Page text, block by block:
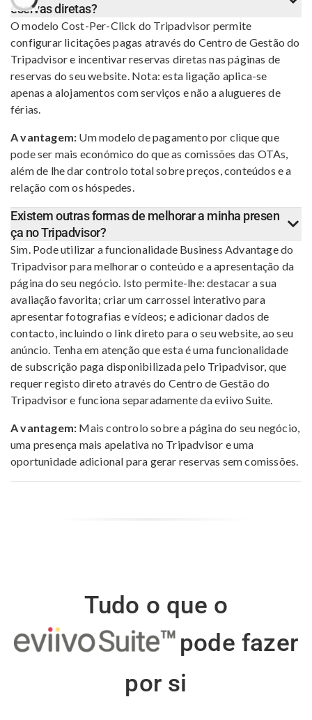
eservas diretas?
O modelo Cost-Per-Click do Tripadvisor permite
configurar licitações pagas através do Centro de Gestão do
Tripadvisor e incentivar reservas diretas nas páginas de
reservas do seu website. Nota: esta ligação aplica-se
apenas a alojamentos com serviços e não a alugueres de
férias.
A vantagem: Um modelo de pagamento por clique que
pode ser mais económico do que as comissões das OTAs,
além de lhe dar controlo total sobre preços, conteúdos e a
relação com os hóspedes.
Existem outras formas de melhorar a minha presen
ça no Tripadvisor?
Sim. Pode utilizar a funcionalidade Business Advantage do
Tripadvisor para melhorar o conteúdo e a apresentação da
página do seu negócio. Isto permite-lhe: destacar a sua
avaliação favorita; criar um carrossel interativo para
apresentar fotografias e vídeos; e adicionar dados de
contacto, incluindo o link direto para o seu website, ao seu
anúncio. Tenha em atenção que esta é uma funcionalidade
de subscrição paga disponibilizada pelo Tripadvisor, que
requer registo direto através do Centro de Gestão do
Tripadvisor e funciona separadamente da eviivo Suite.
A vantagem: Mais controlo sobre a página do seu negócio,
uma presença mais apelativa no Tripadvisor e uma
oportunidade adicional para gerar reservas sem comissões.
Tudo o que o
pode fazer
por si